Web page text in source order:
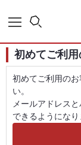
初めてご利用
初めてご利用の
い。
メールアドレス
できるようになり